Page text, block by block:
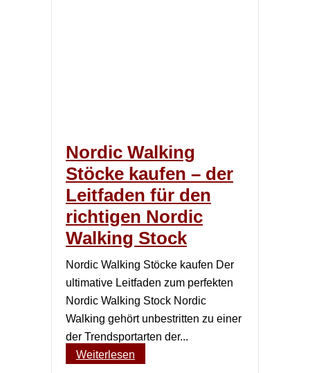
Nordic Walking
Stöcke kaufen – der
Leitfaden für den
richtigen Nordic
Walking Stock
Nordic Walking Stöcke kaufen Der
ultimative Leitfaden zum perfekten
Nordic Walking Stock Nordic
Walking gehört unbestritten zu einer
der Trendsportarten der...
Weiterlesen